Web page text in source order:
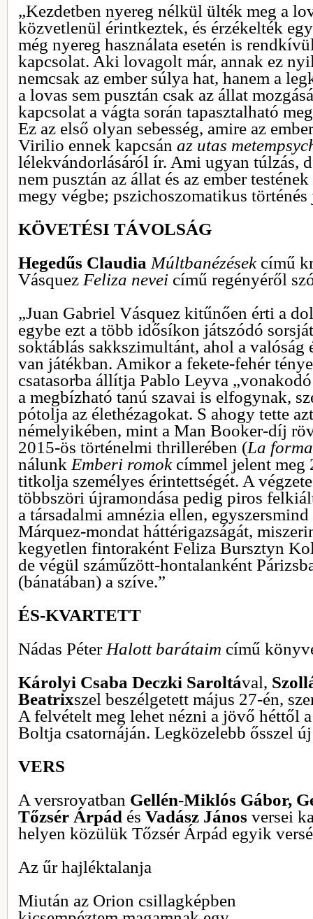
„Kezdetben nyereg nélkül ülték meg a
közvetlenül érintkeztek, és érzékelték
még nyereg használata esetén is
kapcsolat. Aki lovagolt már, annak ez
nemcsak az ember súlya hat, hanem a
a lovas sem pusztán csak az állat
kapcsolat a vágta során tapasztalható
Ez az első olyan sebesség, amire az
Virilio ennek kapcsán az utas
lélekvándorlásáról ír. Ami ugyan túlzás,
nem pusztán az állat és az ember
megy végbe; pszichoszomatikus történés
KÖVETÉSI TÁVOLSÁG
Hegedűs Claudia Múltbanézések című
Vásquez Feliza nevei című regényéről
„Juan Gabriel Vásquez kitűnően érti a
egybe ezt a több idősíkon játszódó
soktáblás sakkszimultánt, ahol a valóság
van játékban. Amikor a fekete-fehér
csatasorba állítja Pablo Leyva
a megbízható tanú szavai is elfogynak,
pótolja az élethézagokat. S ahogy tette
némelyikében, mint a Man Booker-díj
2015-ös történelmi thrillerében (La
nálunk Emberi romok címmel jelent meg
titkolja személyes érintettségét. A
többszöri újramondása pedig piros
a társadalmi amnézia ellen,
Márquez-mondat háttérigazságát,
kegyetlen fintoraként Feliza Bursztyn
de végül száműzött-hontalanként
(bánatában) a szíve.”
ÉS-KVARTETT
Nádas Péter Halott barátaim című
Károlyi Csaba Deczki Saroltával,
Beatrixszel beszélgetett május 27-én,
A felvételt meg lehet nézni a jövő héttől
Boltja csatornáján. Legközelebb ősszel
VERS
A versrovatban Gellén-Miklós Gábor,
Tőzsér Árpád és Vadász János versei
helyen közülük Tőzsér Árpád egyik
Az űr hajléktalanja
Miután az Orion csillagképben